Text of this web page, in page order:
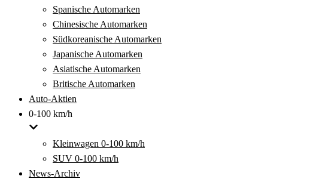
Spanische Automarken
Chinesische Automarken
Südkoreanische Automarken
Japanische Automarken
Asiatische Automarken
Britische Automarken
Auto-Aktien
0-100 km/h
Kleinwagen 0-100 km/h
SUV 0-100 km/h
News-Archiv